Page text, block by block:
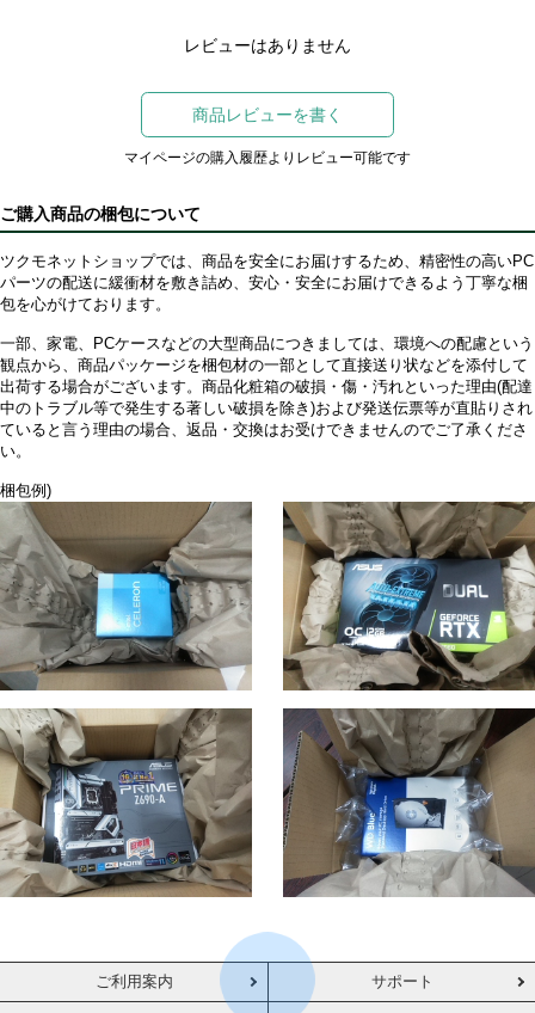
レビューはありません
商品レビューを書く
マイページの購入履歴よりレビュー可能です
ご購入商品の梱包について
ツクモネットショップでは、商品を安全にお届けするため、精密性の高いPC
パーツの配送に緩衝材を敷き詰め、安心・安全にお届けできるよう丁寧な梱
包を心がけております。
一部、家電、PCケースなどの大型商品につきましては、環境への配慮という
観点から、商品パッケージを梱包材の一部として直接送り状などを添付して
出荷する場合がございます。商品化粧箱の破損・傷・汚れといった理由(配達
中のトラブル等で発生する著しい破損を除き)および発送伝票等が直貼りされ
ていると言う理由の場合、返品・交換はお受けできませんのでご了承くださ
い。
梱包例)
ご利用案内 サポート